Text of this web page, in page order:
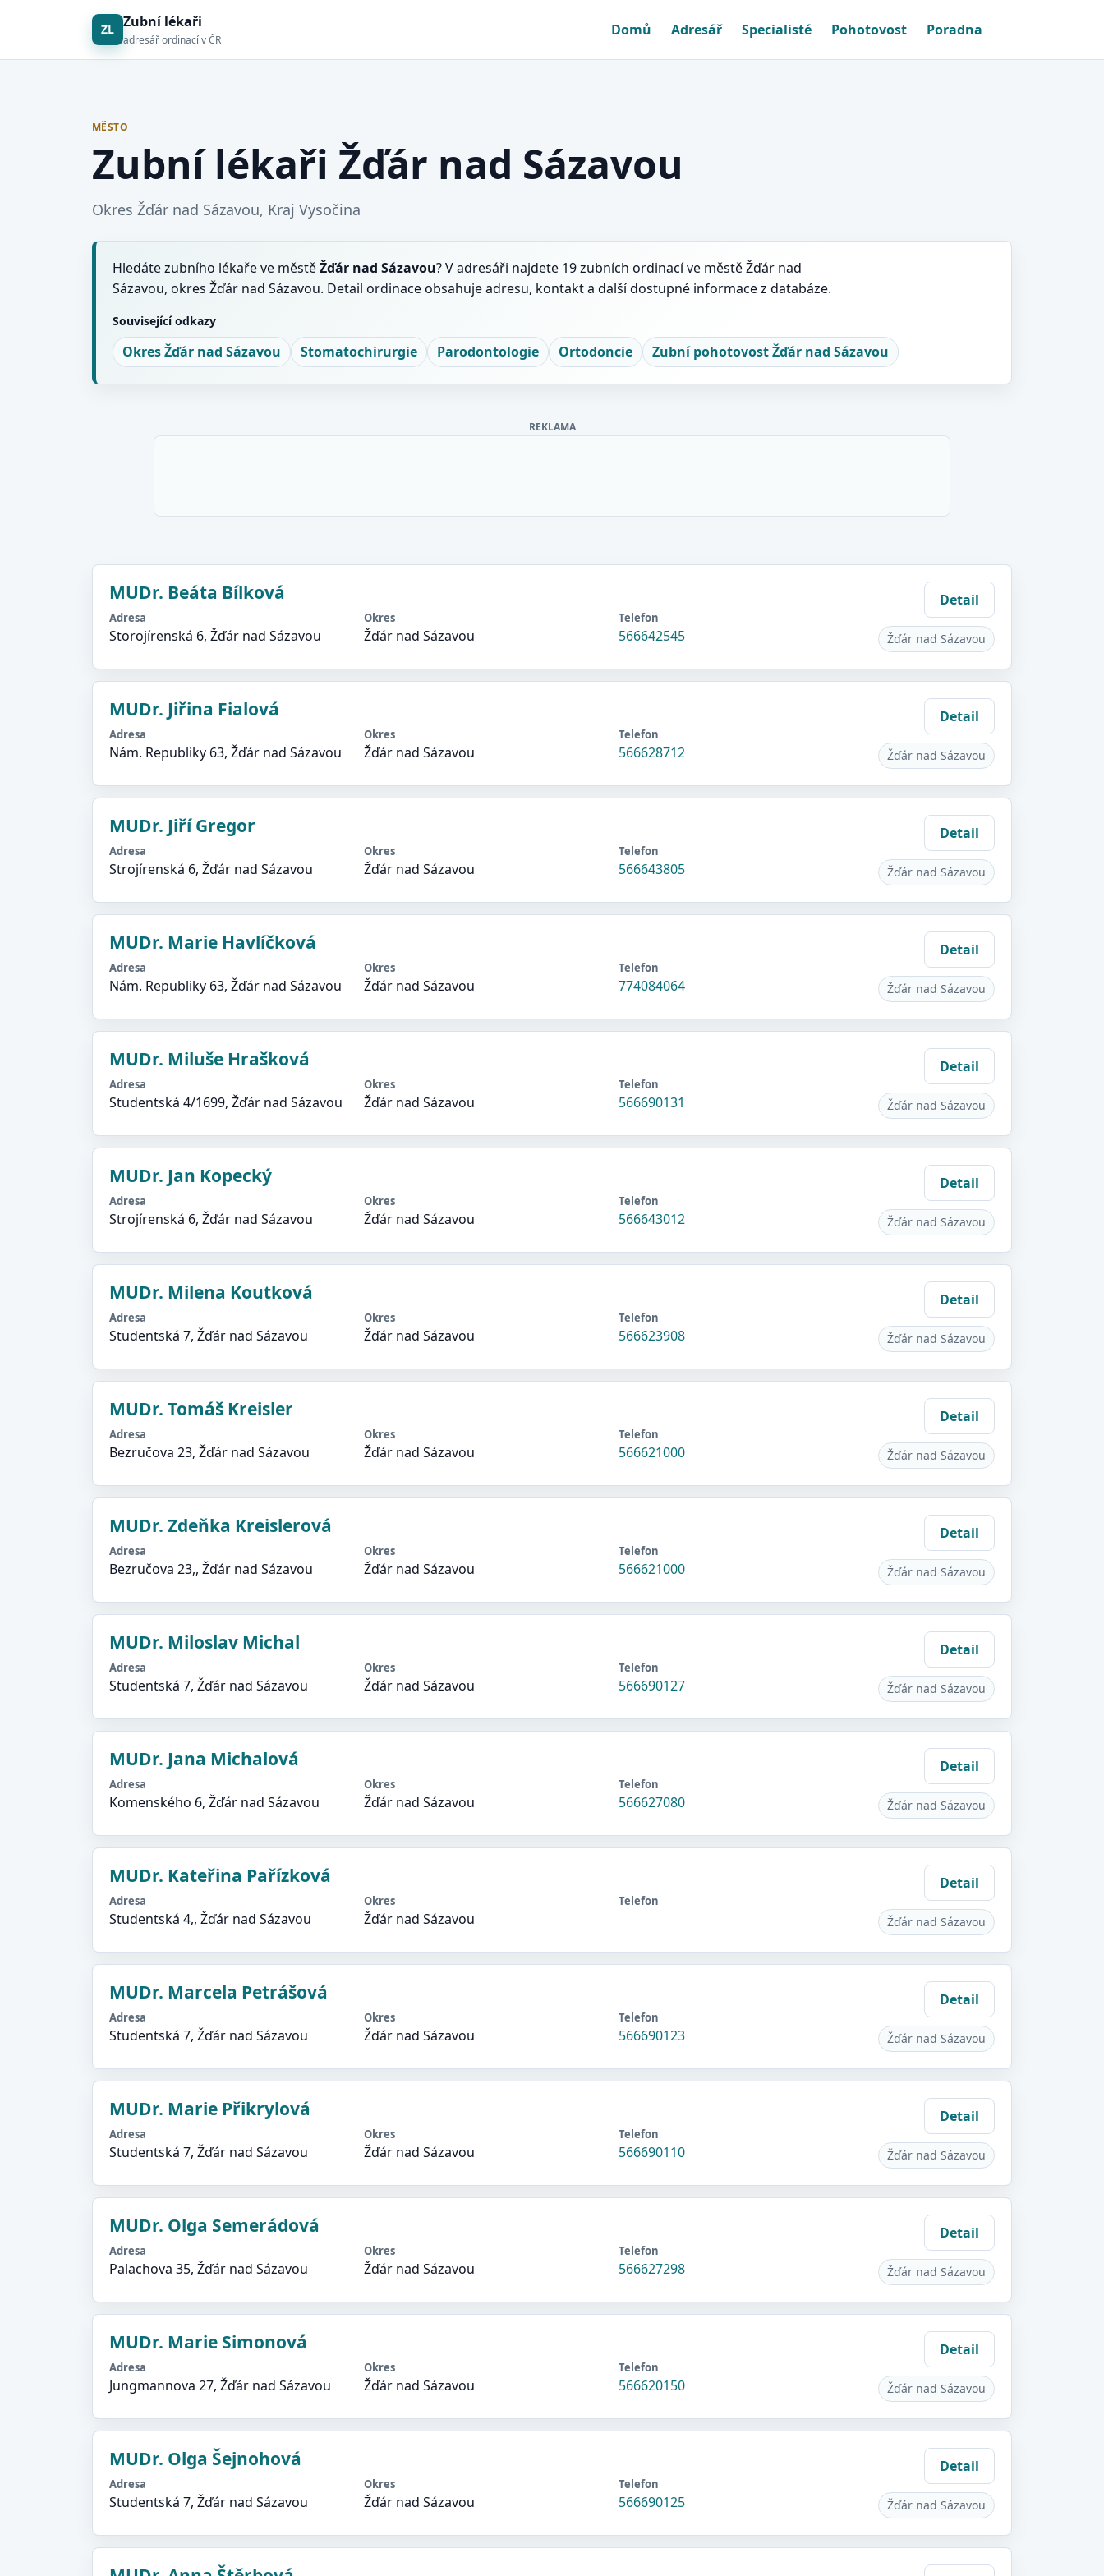
ZL Zubní lékaři
adresář ordinací v ČR
Domů Adresář Specialisté Pohotovost Poradna
MĚSTO
Zubní lékaři Žďár nad Sázavou
Okres Žďár nad Sázavou, Kraj Vysočina
Hledáte zubního lékaře ve městěŽďár nad Sázavou? V adresáři najdete 19 zubních ordinací ve městě Žďár nad
Sázavou, okres Žďár nad Sázavou. Detail ordinace obsahuje adresu, kontakt a další dostupné informace z databáze.
Související odkazy
Okres Žďár nad Sázavou Stomatochirurgie Parodontologie Ortodoncie Zubní pohotovost Žďár nad Sázavou
REKLAMA
MUDr. Beáta Bílková
Adresa
Storojírenská 6, Žďár nad Sázavou
Okres
Žďár nad Sázavou
Telefon
566642545
Detail
Žďár nad Sázavou
MUDr. Jiřina Fialová
Adresa
Nám. Republiky 63, Žďár nad Sázavou
Okres
Žďár nad Sázavou
Telefon
566628712
Detail
Žďár nad Sázavou
MUDr. Jiří Gregor
Adresa
Strojírenská 6, Žďár nad Sázavou
Okres
Žďár nad Sázavou
Telefon
566643805
Detail
Žďár nad Sázavou
MUDr. Marie Havlíčková
Adresa
Nám. Republiky 63, Žďár nad Sázavou
Okres
Žďár nad Sázavou
Telefon
774084064
Detail
Žďár nad Sázavou
MUDr. Miluše Hrašková
Adresa
Studentská 4/1699, Žďár nad Sázavou
Okres
Žďár nad Sázavou
Telefon
566690131
Detail
Žďár nad Sázavou
MUDr. Jan Kopecký
Adresa
Strojírenská 6, Žďár nad Sázavou
Okres
Žďár nad Sázavou
Telefon
566643012
Detail
Žďár nad Sázavou
MUDr. Milena Koutková
Adresa
Studentská 7, Žďár nad Sázavou
Okres
Žďár nad Sázavou
Telefon
566623908
Detail
Žďár nad Sázavou
MUDr. Tomáš Kreisler
Adresa
Bezručova 23, Žďár nad Sázavou
Okres
Žďár nad Sázavou
Telefon
566621000
Detail
Žďár nad Sázavou
MUDr. Zdeňka Kreislerová
Adresa
Bezručova 23,, Žďár nad Sázavou
Okres
Žďár nad Sázavou
Telefon
566621000
Detail
Žďár nad Sázavou
MUDr. Miloslav Michal
Adresa
Studentská 7, Žďár nad Sázavou
Okres
Žďár nad Sázavou
Telefon
566690127
Detail
Žďár nad Sázavou
MUDr. Jana Michalová
Adresa
Komenského 6, Žďár nad Sázavou
Okres
Žďár nad Sázavou
Telefon
566627080
Detail
Žďár nad Sázavou
MUDr. Kateřina Pařízková
Adresa
Studentská 4,, Žďár nad Sázavou
Okres
Žďár nad Sázavou
Telefon
Detail
Žďár nad Sázavou
MUDr. Marcela Petrášová
Adresa
Studentská 7, Žďár nad Sázavou
Okres
Žďár nad Sázavou
Telefon
566690123
Detail
Žďár nad Sázavou
MUDr. Marie Přikrylová
Adresa
Studentská 7, Žďár nad Sázavou
Okres
Žďár nad Sázavou
Telefon
566690110
Detail
Žďár nad Sázavou
MUDr. Olga Semerádová
Adresa
Palachova 35, Žďár nad Sázavou
Okres
Žďár nad Sázavou
Telefon
566627298
Detail
Žďár nad Sázavou
MUDr. Marie Simonová
Adresa
Jungmannova 27, Žďár nad Sázavou
Okres
Žďár nad Sázavou
Telefon
566620150
Detail
Žďár nad Sázavou
MUDr. Olga Šejnohová
Adresa
Studentská 7, Žďár nad Sázavou
Okres
Žďár nad Sázavou
Telefon
566690125
Detail
Žďár nad Sázavou